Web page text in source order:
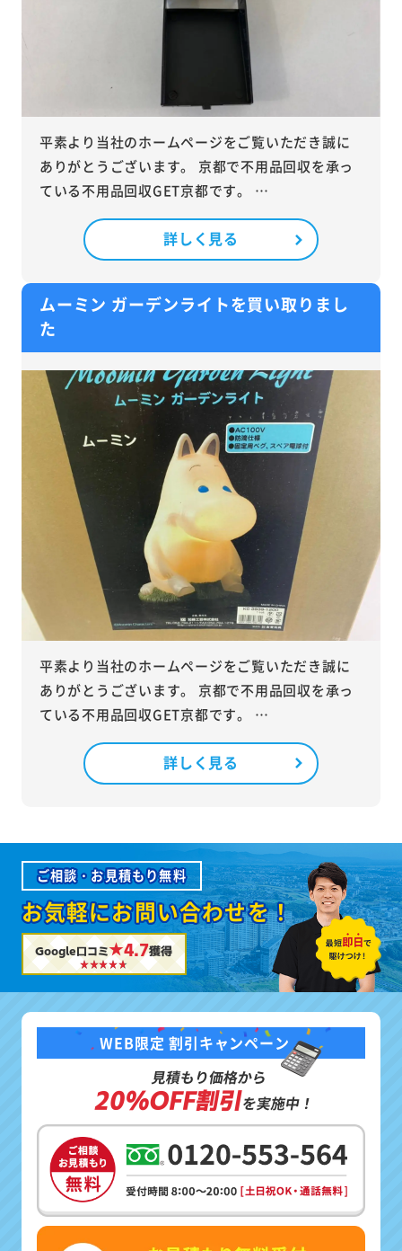
平素より当社のホームページをご覧いただき誠に
ありがとうございます。 京都で不用品回収を承っ
ている不用品回収GET京都です。 …
詳しく見る
ムーミン ガーデンライトを買い取りまし
た
平素より当社のホームページをご覧いただき誠に
ありがとうございます。 京都で不用品回収を承っ
ている不用品回収GET京都です。 …
詳しく見る
ご相談・お見積もり無料
お気軽にお問い合わせを！
Google口コミ★4.7獲得
WEB限定 割引キャンペーン
見積もり価格から
20%OFF割引を実施中！